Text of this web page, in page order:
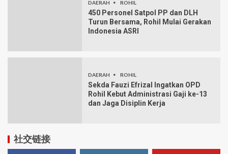
DAERAH ROHIL
450 Personel Satpol PP dan DLH
Turun Bersama, Rohil Mulai Gerakan
Indonesia ASRI
DAERAH ROHIL
Sekda Fauzi Efrizal Ingatkan OPD
Rohil Kebut Administrasi Gaji ke-13
dan Jaga Disiplin Kerja
社交链接